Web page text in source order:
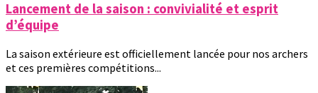
Lancement de la saison : convivialité et esprit
d’équipe
La saison extérieure est officiellement lancée pour nos archers
et ces premières compétitions...